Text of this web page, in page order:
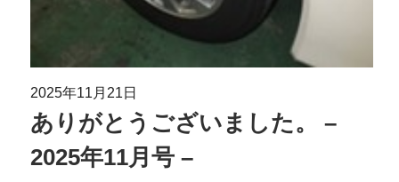
2025年11月21日
ありがとうございました。 –
2025年11月号 –